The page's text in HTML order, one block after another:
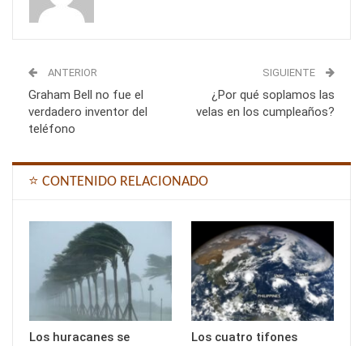
ANTERIOR
Graham Bell no fue el
verdadero inventor del
teléfono
SIGUIENTE
¿Por qué soplamos las
velas en los cumpleaños?
⭐ CONTENIDO RELACIONADO
Los huracanes se Los cuatro tifones